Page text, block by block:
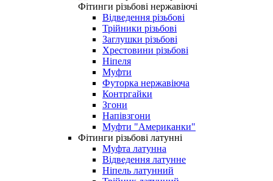
Фітинги різьбові нержавіючі
Відведення різьбові
Трійники різьбові
Заглушки різьбові
Хрестовини різьбові
Ніпеля
Муфти
Футорка нержавіюча
Контргайки
Згони
Напівзгони
Муфти "Американки"
Фітинги різьбові латунні
Муфта латунна
Відведення латунне
Ніпель латунний